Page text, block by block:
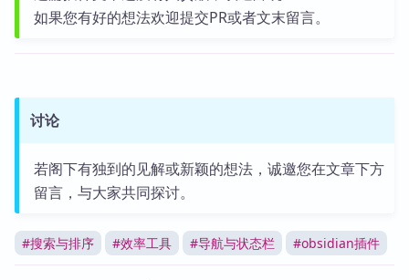
如果您有好的想法欢迎提交PR或者文末留言。
讨论
若阁下有独到的见解或新颖的想法，诚邀您在文章下方
留言，与大家共同探讨。
#搜索与排序 #效率工具 #导航与状态栏 #obsidian插件